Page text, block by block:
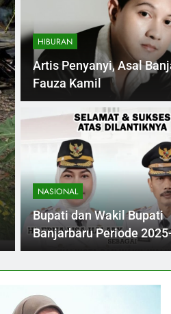
6 Months Ago
Gedung
Beroperasi
dari
Pada pertengahan 2025,
kebakaran hebat yang
HIBURAN
Artis Penyanyi, Asal
Fauza Kamil
NASIONAL
Bupati dan Wakil Bupati
Banjarbaru Periode